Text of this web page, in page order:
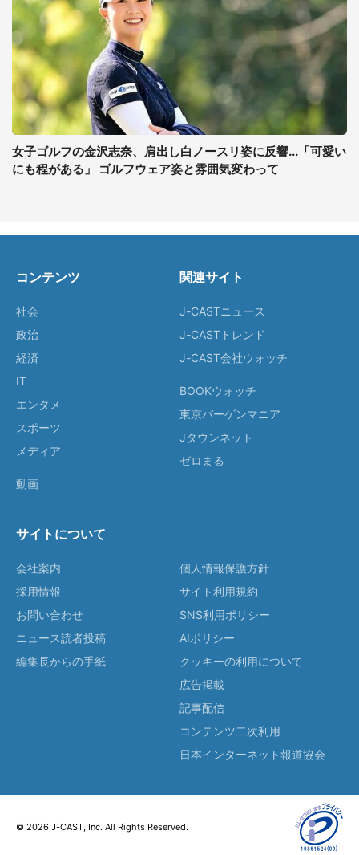
女子ゴルフの金沢志奈、肩出し白ノースリ姿に反響...「可愛い
にも程がある」 ゴルフウェア姿と雰囲気変わって
コンテンツ
社会
政治
経済
IT
エンタメ
スポーツ
メディア
動画
関連サイト
J-CASTニュース
J-CASTトレンド
J-CAST会社ウォッチ
BOOKウォッチ
東京バーゲンマニア
Jタウンネット
ゼロまる
サイトについて
会社案内
採用情報
お問い合わせ
ニュース読者投稿
編集長からの手紙
個人情報保護方針
サイト利用規約
SNS利用ポリシー
AIポリシー
クッキーの利用について
広告掲載
記事配信
コンテンツ二次利用
日本インターネット報道協会
© 2026 J-CAST, Inc. All Rights Reserved.